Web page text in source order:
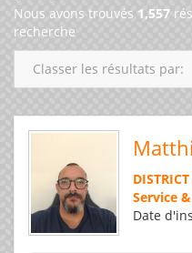
Nous avons trouvés 1,557
recherche
Classer les résultats par:
Service
Date